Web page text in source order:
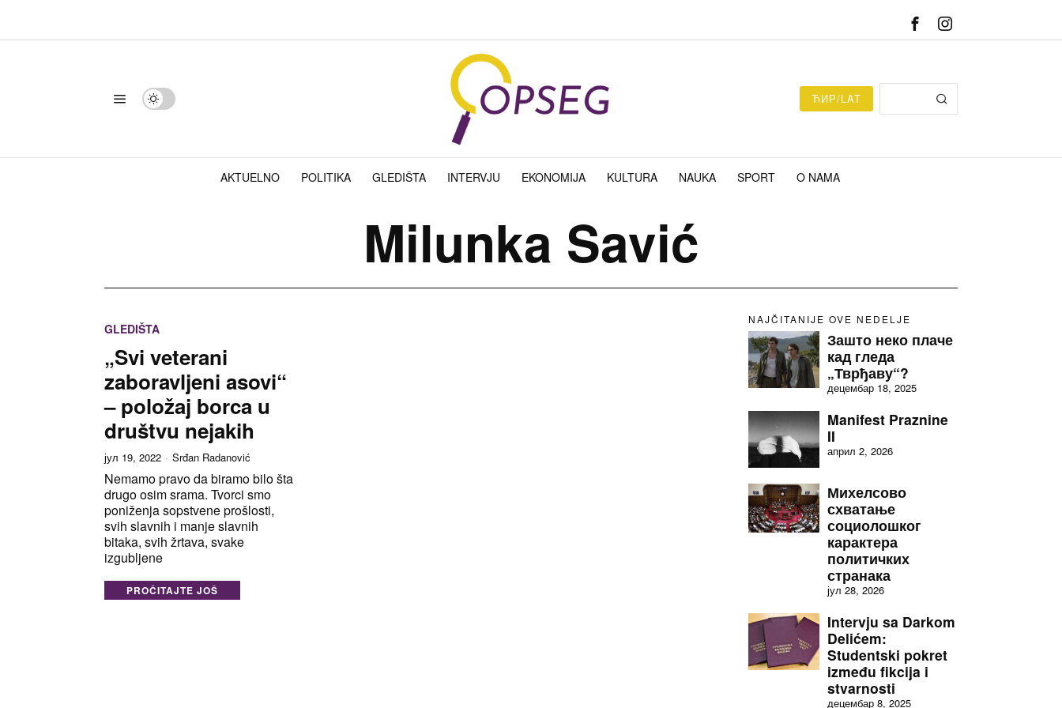
ЋИР/LAT
AKTUELNO POLITIKA GLEDIŠTA INTERVJU EKONOMIJA KULTURA NAUKA SPORT O NAMA
Milunka Savić
GLEDIŠTA
„Svi veterani
zaboravljeni asovi“
– položaj borca u
društvu nejakih
јул 19, 2022 Srđan Radanović
Nemamo pravo da biramo bilo šta
drugo osim srama. Tvorci smo
poniženja sopstvene prošlosti,
svih slavnih i manje slavnih
bitaka, svih žrtava, svake
izgubljene
PROČITAJTE JOŠ
NAJČITANIJE OVE NEDELJE
Зашто неко плаче
кад гледа
„Тврђаву“?
децембар 18, 2025
Manifest Praznine
II
април 2, 2026
Михелсово
схватање
социолошког
карактера
политичких
странака
јул 28, 2026
Intervju sa Darkom
Delićem:
Studentski pokret
između fikcija i
stvarnosti
децембар 8, 2025